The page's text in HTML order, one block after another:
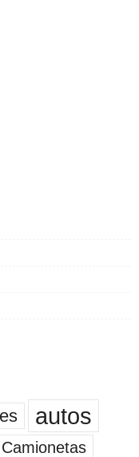
autos
Camionetas